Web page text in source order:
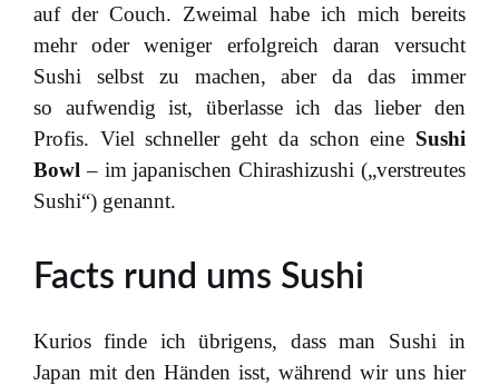
auf der Couch. Zweimal habe ich mich bereits
mehr oder weniger erfolgreich daran versucht
Sushi selbst zu machen, aber da das immer
so aufwendig ist, überlasse ich das lieber den
Profis. Viel schneller geht da schon eine Sushi
Bowl – im japanischen Chirashizushi („verstreutes
Sushi“) genannt.
Facts rund ums Sushi
Kurios finde ich übrigens, dass man Sushi in
Japan mit den Händen isst, während wir uns hier